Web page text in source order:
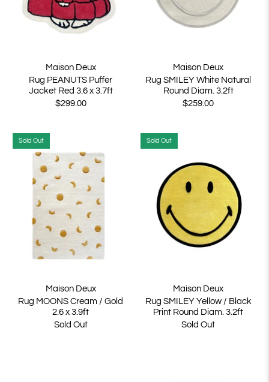
Maison Deux
Rug PEANUTS Puffer
Jacket Red 3.6 x 3.7ft
$299.00
Maison Deux
Rug SMILEY White Natural
Round Diam. 3.2ft
$259.00
Sold Out
Maison Deux
Rug MOONS Cream / Gold
2.6 x 3.9ft
Sold Out
Sold Out
Maison Deux
Rug SMILEY Yellow / Black
Print Round Diam. 3.2ft
Sold Out